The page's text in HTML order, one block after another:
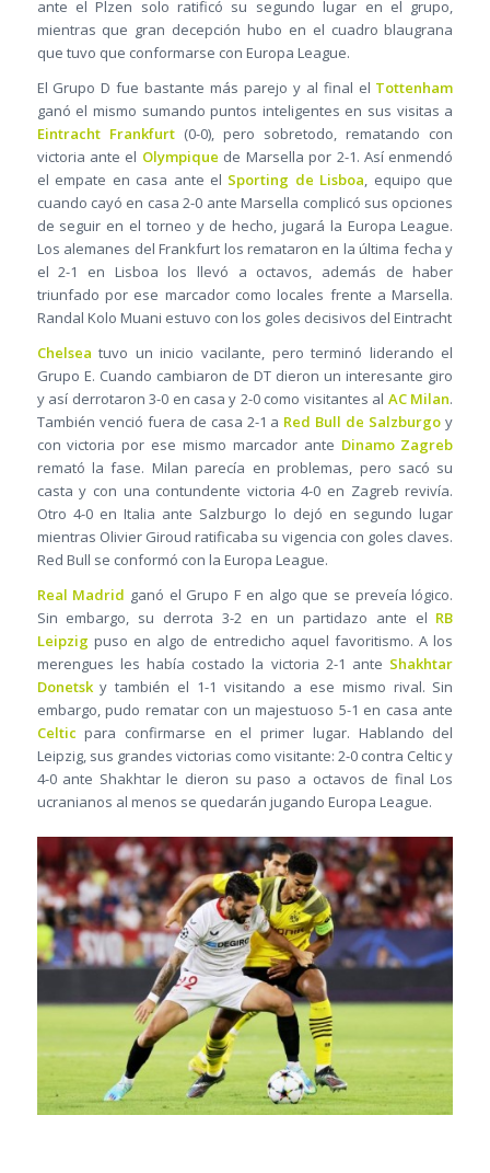
ante el Plzen solo ratificó su segundo lugar en el grupo,
mientras que gran decepción hubo en el cuadro blaugrana
que tuvo que conformarse con Europa League.
El Grupo D fue bastante más parejo y al final el Tottenham
ganó el mismo sumando puntos inteligentes en sus visitas a
Eintracht Frankfurt(0-0), pero sobretodo, rematando con
victoria ante el Olympique de Marsella por 2-1. Así enmendó
el empate en casa ante el Sporting de Lisboa, equipo que
cuando cayó en casa 2-0 ante Marsella complicó sus opciones
de seguir en el torneo y de hecho, jugará la Europa League.
Los alemanes del Frankfurt los remataron en la última fecha y
el 2-1 en Lisboa los llevó a octavos, además de haber
triunfado por ese marcador como locales frente a Marsella.
Randal Kolo Muani estuvo con los goles decisivos del Eintracht
Chelsea tuvo un inicio vacilante, pero terminó liderando el
Grupo E. Cuando cambiaron de DT dieron un interesante giro
y así derrotaron 3-0 en casa y 2-0 como visitantes al AC Milan.
También venció fuera de casa 2-1 a Red Bull de Salzburgo y
con victoria por ese mismo marcador ante Dinamo Zagreb
remató la fase. Milan parecía en problemas, pero sacó su
casta y con una contundente victoria 4-0 en Zagreb revivía.
Otro 4-0 en Italia ante Salzburgo lo dejó en segundo lugar
mientras Olivier Giroud ratificaba su vigencia con goles claves.
Red Bull se conformó con la Europa League.
Real Madrid ganó el Grupo F en algo que se preveía lógico.
Sin embargo, su derrota 3-2 en un partidazo ante el RB
Leipzigpuso en algo de entredicho aquel favoritismo. A los
merengues les había costado la victoria 2-1 ante Shakhtar
Donetsky también el 1-1 visitando a ese mismo rival. Sin
embargo, pudo rematar con un majestuoso 5-1 en casa ante
Celtic para confirmarse en el primer lugar. Hablando del
Leipzig, sus grandes victorias como visitante: 2-0 contra Celtic y
4-0 ante Shakhtar le dieron su paso a octavos de final Los
ucranianos al menos se quedarán jugando Europa League.